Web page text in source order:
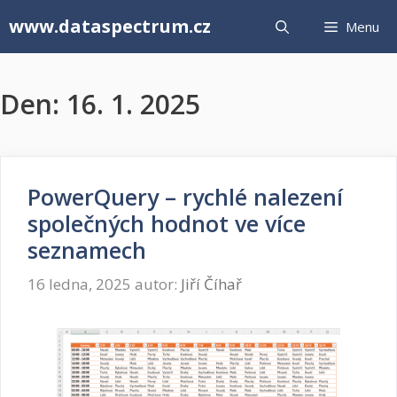
na
obsah
www.dataspectrum.cz Menu
Den: 16. 1. 2025
PowerQuery – rychlé nalezení
společných hodnot ve více
seznamech
16 ledna, 2025 autor: Jiří Číhař